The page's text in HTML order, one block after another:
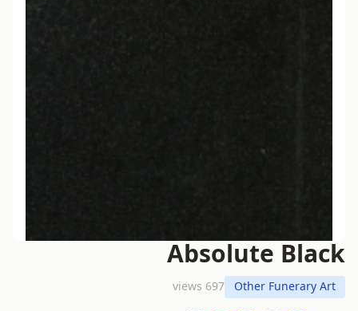
Absolute Black
Other Funerary Art
697 views